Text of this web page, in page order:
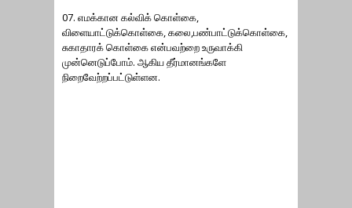
07. எமக்கான கல்விக் கொள்கை,
விளையாட்டுக்கொள்கை, கலை,பண்பாட்டுக்கொள்கை,
சுகாதாரக் கொள்கை என்பவற்றை உருவாக்கி
முன்னெடுப்போம். ஆகிய தீர்மானங்களே
நிறைவேற்றப்பட்டுள்ளன.